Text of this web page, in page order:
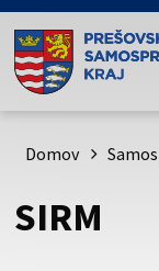
Doména psk.sk
Toto je oficiálna
psk.sk.
Domov
SIRM